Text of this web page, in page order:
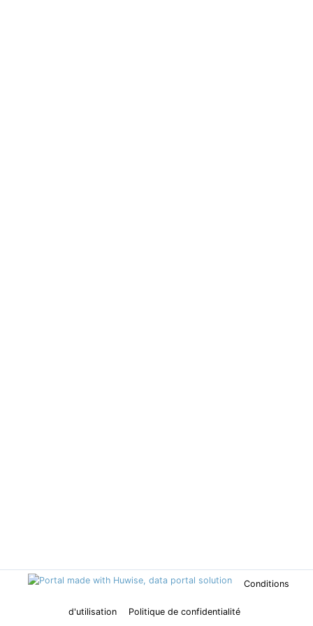
Conditions
d'utilisation Politique de confidentialité